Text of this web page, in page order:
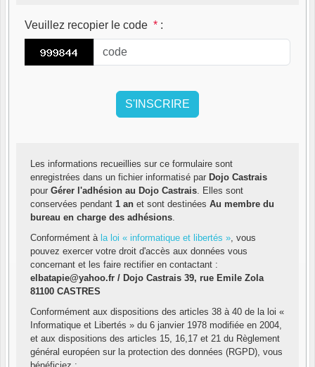
Veuillez recopier le code * :
Les informations recueillies sur ce formulaire sont
enregistrées dans un fichier informatisé par Dojo Castrais
pour Gérer l'adhésion au Dojo Castrais. Elles sont
conservées pendant 1 an et sont destinées Au membre du
bureau en charge des adhésions.
Conformément à la loi « informatique et libertés », vous
pouvez exercer votre droit d'accès aux données vous
concernant et les faire rectifier en contactant :
elbatapie@yahoo.fr / Dojo Castrais 39, rue Emile Zola
81100 CASTRES
Conformément aux dispositions des articles 38 à 40 de la loi «
Informatique et Libertés » du 6 janvier 1978 modifiée en 2004,
et aux dispositions des articles 15, 16,17 et 21 du Règlement
général européen sur la protection des données (RGPD), vous